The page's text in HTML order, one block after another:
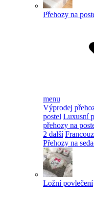
Přehozy na
menu
Výprodej
postel Luxusní
přehozy na
2 další
Přehozy na
Ložní povlečení